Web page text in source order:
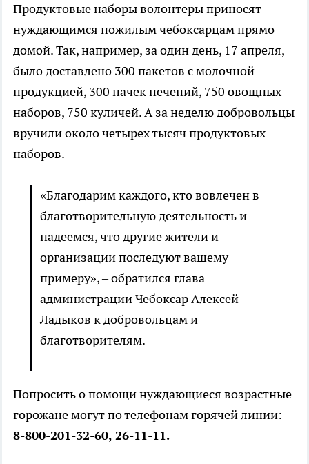
Продуктовые наборы волонтеры приносят
нуждающимся пожилым чебоксарцам прямо
домой. Так, например, за один день, 17 апреля,
было доставлено 300 пакетов с молочной
продукцией, 300 пачек печений, 750 овощных
наборов, 750 куличей. А за неделю добровольцы
вручили около четырех тысяч продуктовых
наборов.
«Благодарим каждого, кто вовлечен в
благотворительную деятельность и
надеемся, что другие жители и
организации последуют вашему
примеру», – обратился глава
администрации Чебоксар Алексей
Ладыков к добровольцам и
благотворителям.
Попросить о помощи нуждающиеся возрастные
горожане могут по телефонам горячей линии:
8-800-201-32-60, 26-11-11.